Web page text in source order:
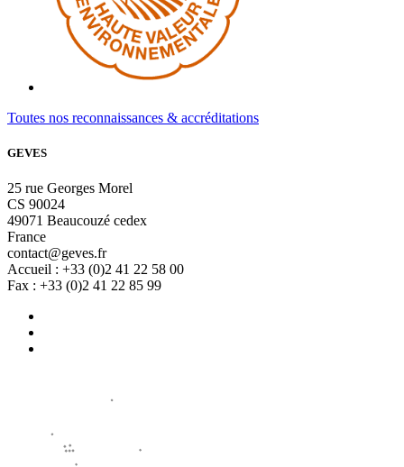
Toutes nos reconnaissances & accréditations
GEVES
25 rue Georges Morel
CS 90024
49071 Beaucouzé cedex
France
contact@geves.fr
Accueil : +33 (0)2 41 22 58 00
Fax : +33 (0)2 41 22 85 99